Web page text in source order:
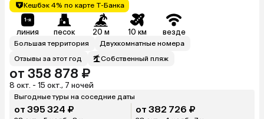
Кешбэк 4% по карте Т-Банка
линия песок 20 м 10 км везде
Большая территория
Двухкомнатные номера
Отзывы за этот год
Собственный пляж
от 358 878 ₽
8 окт. - 15 окт., 7 ночей
Выгодные туры на соседние даты
от 395 324 ₽ от 382 726 ₽